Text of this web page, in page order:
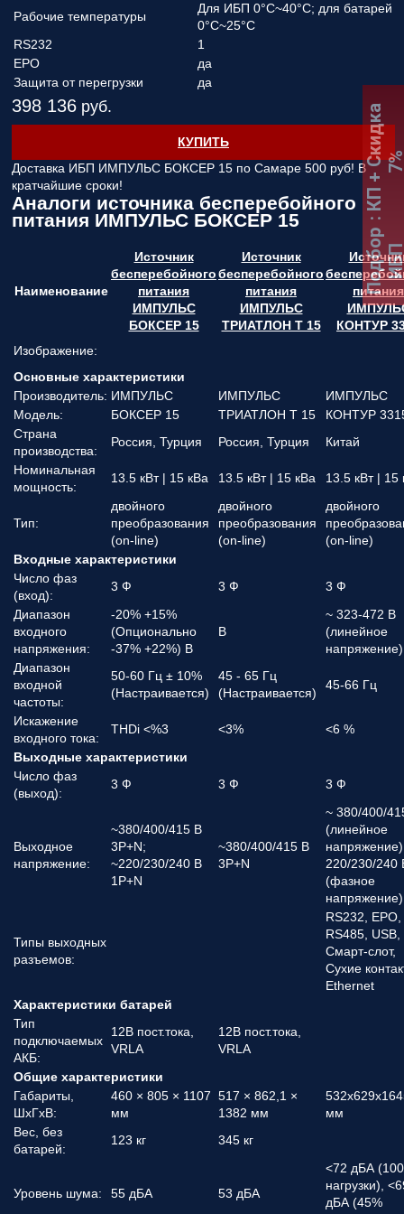
Рабочие температуры
Для ИБП 0°C~40°C; для батарей
0°C~25°C
RS232
1
EPO
да
Защита от перегрузки
да
398 136 руб.
КУПИТЬ
Доставка ИБП ИМПУЛЬС БОКСЕР 15 по Самаре 500 руб! В
кратчайшие сроки!
Аналоги источника бесперебойного
питания ИМПУЛЬС БОКСЕР 15
Наименование
Источник
бесперебойного
питания
ИМПУЛЬС
БОКСЕР 15
Источник
бесперебойного
питания
ИМПУЛЬС
ТРИАТЛОН Т 15
питания
КОНТУР
Изображение:
Основные характеристики
Производитель: ИМПУЛЬС ИМПУЛЬС
ИМПУЛЬС
Модель:
БОКСЕР 15 ТРИАТЛОН Т 15
КОНТУР
Страна
производства:
Россия, Турция Россия, Турция
Китай
Номинальная
мощность:
13.5 кВт | 15 кВа 13.5 кВт | 15 кВа 13.5 кВт | 15
Тип:
двойного
преобразования
(on-line)
двойного
преобразования
(on-line)
двойного
(on-line)
Входные характеристики
Число фаз
(вход):
3 Ф 3 Ф
3 Ф
Диапазон
входного
напряжения:
-20% +15%
(Опционально
-37% +22%) В
В
~ 323-472 В
(линейное
напряжение)
Диапазон
входной
частоты:
50-60 Гц ± 10%
(Настраивается)
45 - 65 Гц
(Настраивается)
45-66 Гц
Искажение
входного тока:
THDi <%3 <3%
<6 %
Выходные характеристики
Число фаз
(выход):
3 Ф 3 Ф 3 Ф
Выходное
напряжение:
~380/400/415 В
3P+N;
~220/230/240 В
1P+N
~380/400/415 В
3P+N
~ 380/400/
(линейное
220/230/240
(фазное
напряжение)
Типы выходных
разъемов:
RS232, EPO,
RS485, USB,
Смарт-слот,
Сухие
Ethernet
Характеристики батарей
Тип
подключаемых
АКБ:
12В пост.тока,
VRLA
12В пост.тока,
VRLA
Общие характеристики
Габариты,
ШхГхВ:
460 × 805 × 1107
мм
517 × 862,1 ×
1382 мм
мм
Вес, без
батарей:
123 кг 345 кг
Уровень шума: 55 дБА 53 дБА
<72 дБА
нагрузки),
дБА (45%
Подбор
:
К
П
+
С
к
и
д
к
а
7